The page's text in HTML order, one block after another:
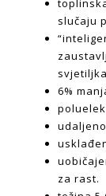
slučaju
6%
za rast.